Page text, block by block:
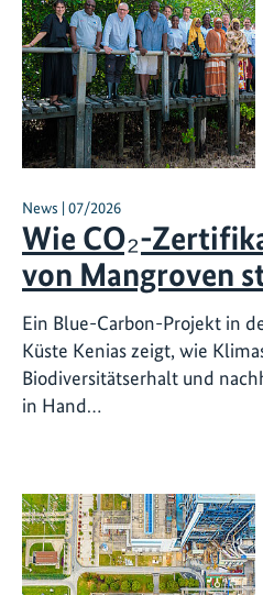
News | 07/2026
Wie CO₂-
von Mangroven
Ein Blue-Carbon-Projekt in
Küste Kenias zeigt, wie
Biodiversitätserhalt und
in Hand…